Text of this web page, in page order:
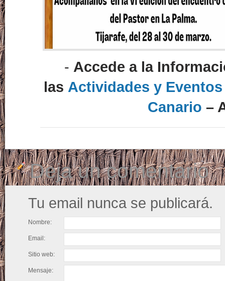
- Accede a la
las Actividades y Eventos
Canario –
Deja un comentario
Tu email nunca se publicará.
Nombre:
Email:
Sitio web:
Mensaje: